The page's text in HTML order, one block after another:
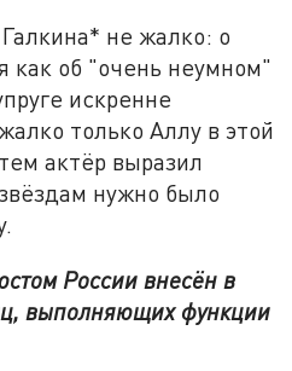
не жалко: о
как об "очень неумном"
искренне
только Аллу в этой
актёр выразил
нужно было
России внесён в
выполняющих функции